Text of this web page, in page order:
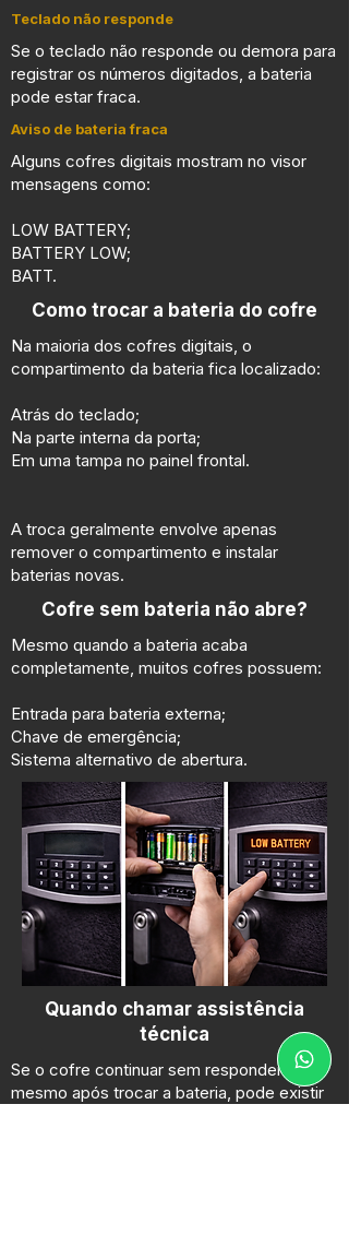
Como trocar a bateria do cofre
Na maioria dos cofres digitais, o
compartimento da bateria fica localizado:
Atrás do teclado;
Na parte interna da porta;
Em uma tampa no painel frontal.
A troca geralmente envolve apenas
remover o compartimento e instalar
baterias novas.
Cofre sem bateria não abre?
Mesmo quando a bateria acaba
completamente, muitos cofres possuem:
Entrada para bateria externa;
Chave de emergência;
Sistema alternativo de abertura.
Quando chamar assistência
técnica
Se o cofre continuar sem responder
mesmo após trocar a bateria, pode existir
Teclado não responde
Se o teclado não responde ou demora para
registrar os números digitados, a bateria
pode estar fraca.
Aviso de bateria fraca
Alguns cofres digitais mostram no visor
mensagens como:
LOW BATTERY;
BATTERY LOW;
BATT.